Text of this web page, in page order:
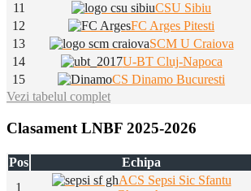
11
CSU Sibiu
12
FC Arges Pitesti
13
SCM U Craiova
14
U-BT Cluj-Napoca
15
CS Dinamo Bucuresti
Vezi tabelul complet
Clasament LNBF 2025-2026
Pos Echipa
1
ACS Sepsi Sic Sfantu